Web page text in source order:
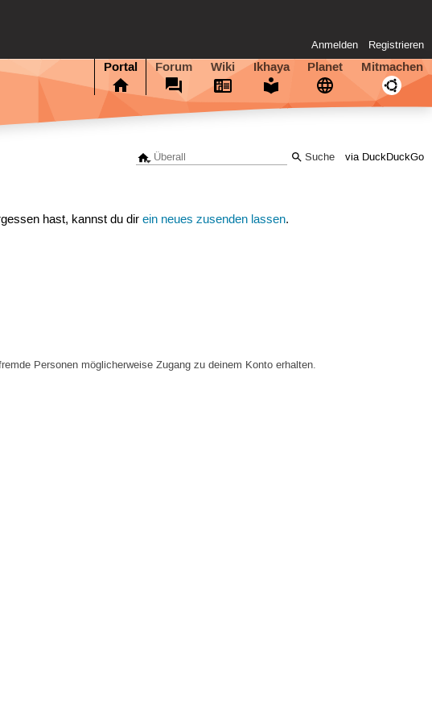
Anmelden Registrieren
Portal Forum Wiki Ikhaya Planet Mitmachen
via DuckDuckGo
hast, kannst du direin neues zusenden lassen.
Personen möglicherweise Zugang zu deinem Konto erhalten.